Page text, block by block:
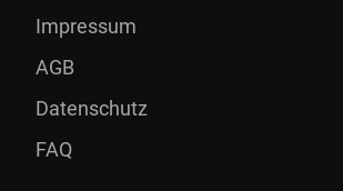
Impressum
AGB
Datenschutz
FAQ